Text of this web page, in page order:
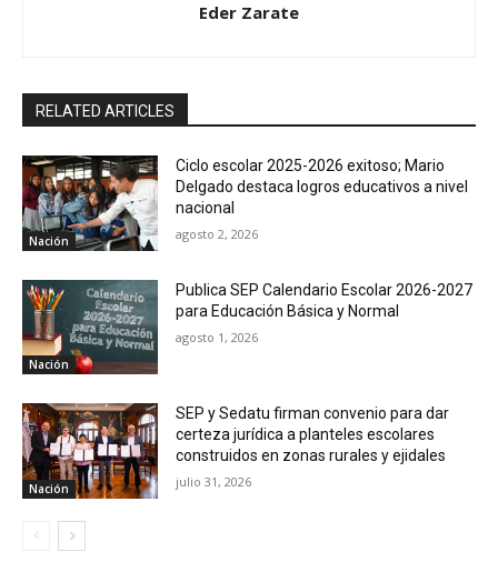
Eder Zarate
RELATED ARTICLES
Nación
Ciclo escolar 2025-2026 exitoso; Mario
Delgado destaca logros educativos a nivel
nacional
agosto 2, 2026
Nación
Publica SEP Calendario Escolar 2026-2027
para Educación Básica y Normal
agosto 1, 2026
Nación
SEP y Sedatu firman convenio para dar
certeza jurídica a planteles escolares
construidos en zonas rurales y ejidales
julio 31, 2026